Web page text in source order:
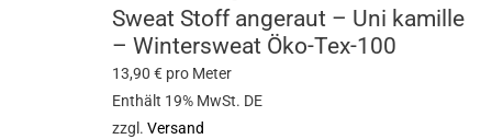
Sweat Stoff angeraut – Uni kamille
– Wintersweat Öko-Tex-100
13,90€ pro Meter
Enthält 19% MwSt. DE
zzgl.Versand